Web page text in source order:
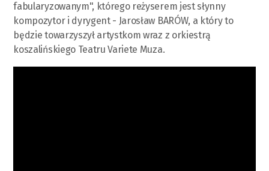
fabularyzowanym", którego reżyserem jest słynny
kompozytor i dyrygent - Jarosław BARÓW, a który to
będzie towarzyszył artystkom wraz z orkiestrą
koszalińskiego Teatru Variete Muza.